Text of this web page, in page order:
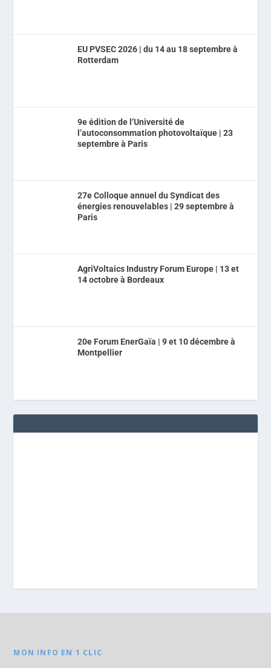
EU PVSEC 2026 | du 14 au 18 septembre à
Rotterdam
9e édition de l’Université de
l’autoconsommation photovoltaïque | 23
septembre à Paris
27e Colloque annuel du Syndicat des
énergies renouvelables | 29 septembre à
Paris
AgriVoltaics Industry Forum Europe | 13 et
14 octobre à Bordeaux
20e Forum EnerGaïa | 9 et 10 décembre à
Montpellier
MON INFO EN 1 CLIC